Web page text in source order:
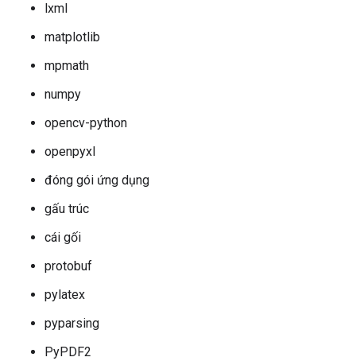
lxml
matplotlib
mpmath
numpy
opencv-python
openpyxl
đóng gói ứng dụng
gấu trúc
cái gối
protobuf
pylatex
pyparsing
PyPDF2